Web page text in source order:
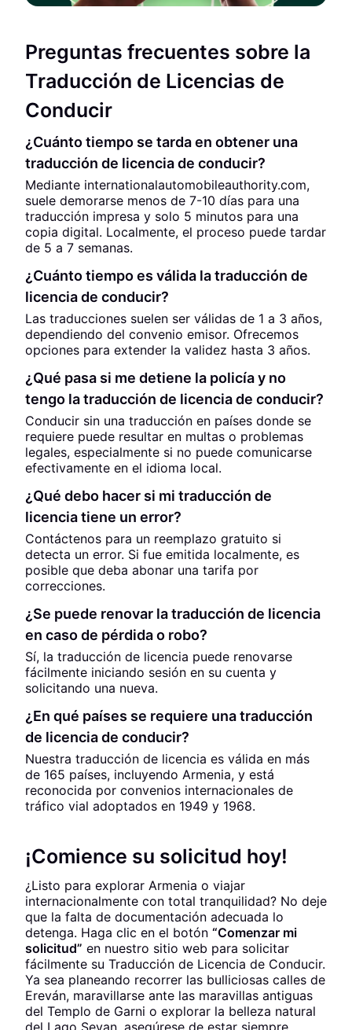
Preguntas frecuentes sobre la
Traducción de Licencias de
Conducir
¿Cuánto tiempo se tarda en obtener una
traducción de licencia de conducir?
Mediante internationalautomobileauthority.com,
suele demorarse menos de 7-10 días para una
traducción impresa y solo 5 minutos para una
copia digital. Localmente, el proceso puede tardar
de 5 a 7 semanas.
¿Cuánto tiempo es válida la traducción de
licencia de conducir?
Las traducciones suelen ser válidas de 1 a 3 años,
dependiendo del convenio emisor. Ofrecemos
opciones para extender la validez hasta 3 años.
¿Qué pasa si me detiene la policía y no
tengo la traducción de licencia de conducir?
Conducir sin una traducción en países donde se
requiere puede resultar en multas o problemas
legales, especialmente si no puede comunicarse
efectivamente en el idioma local.
¿Qué debo hacer si mi traducción de
licencia tiene un error?
Contáctenos para un reemplazo gratuito si
detecta un error. Si fue emitida localmente, es
posible que deba abonar una tarifa por
correcciones.
¿Se puede renovar la traducción de licencia
en caso de pérdida o robo?
Sí, la traducción de licencia puede renovarse
fácilmente iniciando sesión en su cuenta y
solicitando una nueva.
¿En qué países se requiere una traducción
de licencia de conducir?
Nuestra traducción de licencia es válida en más
de 165 países, incluyendo Armenia, y está
reconocida por convenios internacionales de
tráfico vial adoptados en 1949 y 1968.
¡Comience su solicitud hoy!
¿Listo para explorar Armenia o viajar
internacionalmente con total tranquilidad? No deje
que la falta de documentación adecuada lo
detenga. Haga clic en el botón “Comenzar mi
solicitud” en nuestro sitio web para solicitar
fácilmente su Traducción de Licencia de Conducir.
Ya sea planeando recorrer las bulliciosas calles de
Ereván, maravillarse ante las maravillas antiguas
del Templo de Garni o explorar la belleza natural
del Lago Sevan, asegúrese de estar siempre